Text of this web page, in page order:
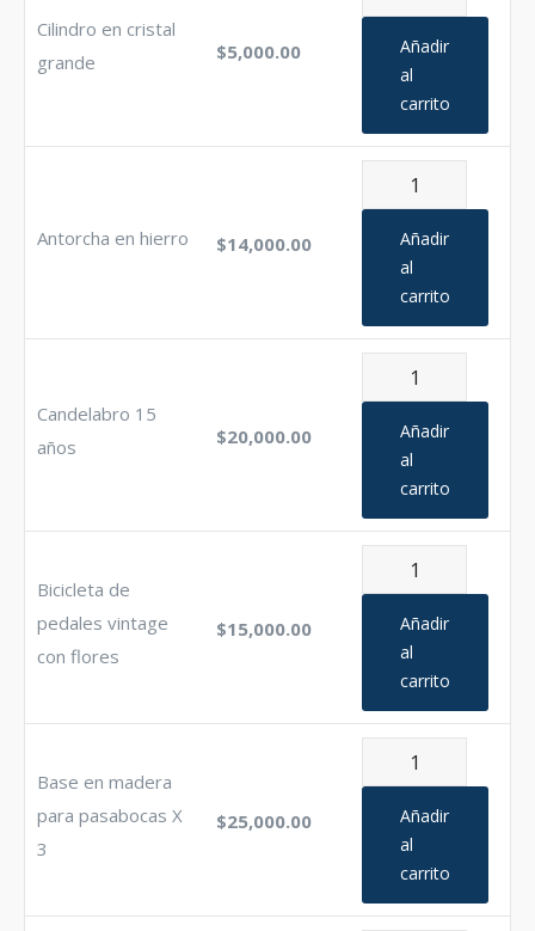
Cilindro en cristal
grande
$5,000.00
en
cristal
grande
cantidad
Añadir
al
carrito
Antorcha en hierro $14,000.00
Antorcha
en
hierro
cantidad
Añadir
al
carrito
Candelabro 15
años
$20,000.00
Candelabro
15
años
cantidad
Añadir
al
carrito
Bicicleta de
pedales vintage
con flores
$15,000.00
Bicicleta
de
pedales
vintage
flores
Añadir
al
carrito
Base en madera
para pasabocas X
3
$25,000.00
en
madera
para
pasabocas
X
Añadir
al
carrito